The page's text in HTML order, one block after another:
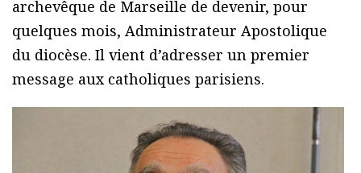
archevêque de Marseille de devenir, pour
quelques mois, Administrateur Apostolique
du diocèse. Il vient d’adresser un premier
message aux catholiques parisiens.